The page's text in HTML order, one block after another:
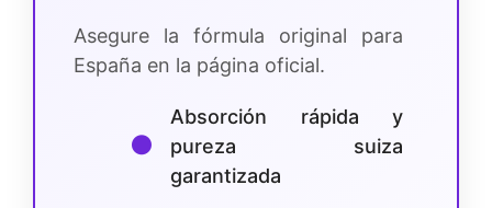
Asegure la fórmula original para
España en la página oficial.
●
Absorción rápida y
pureza suiza
garantizada